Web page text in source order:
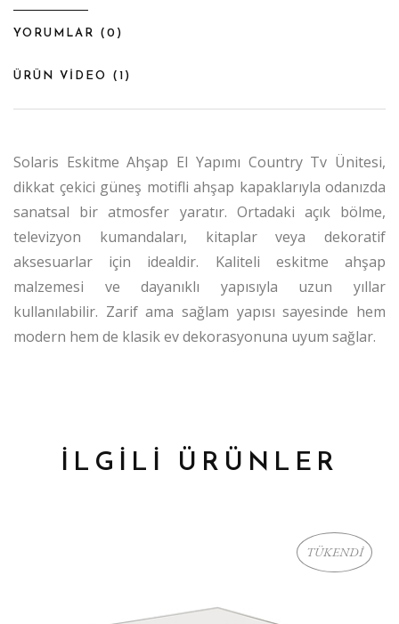
YORUMLAR ( 0 )
ÜRÜN VİDEO ( 1 )
Solaris Eskitme Ahşap El Yapımı Country Tv Ünitesi,
dikkat çekici güneş motifli ahşap kapaklarıyla odanızda
sanatsal bir atmosfer yaratır. Ortadaki açık bölme,
televizyon kumandaları, kitaplar veya dekoratif
aksesuarlar için idealdir. Kaliteli eskitme ahşap
malzemesi ve dayanıklı yapısıyla uzun yıllar
kullanılabilir. Zarif ama sağlam yapısı sayesinde hem
modern hem de klasik ev dekorasyonuna uyum sağlar.
İLGİLİ ÜRÜNLER
TÜKENDİ